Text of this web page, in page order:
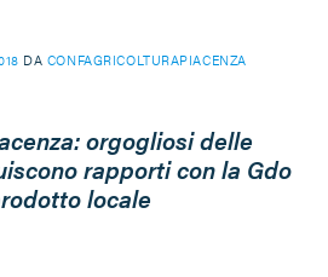
DA CONFAGRICOLTURAPIACENZA
orgogliosi delle
rapporti con la Gdo
locale